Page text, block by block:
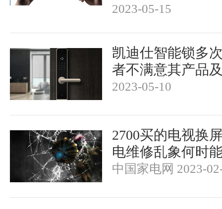
2023-05-15
凯迪仕智能锁多
者不满意其产品
2023-05-10
2700买的电视换
电维修乱象何时
中国家电网 2023-